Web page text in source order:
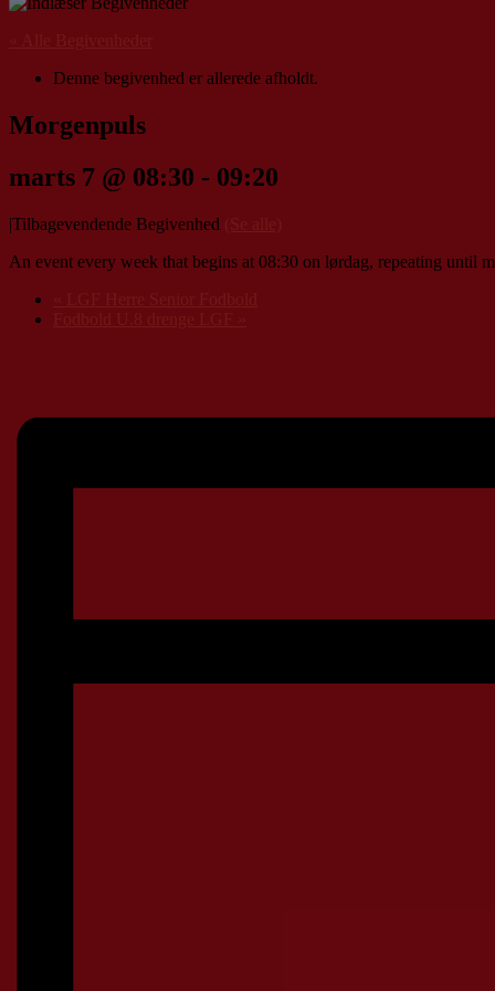
Denne begivenhed er allerede afholdt.
Morgenpuls
marts 7 @ 08:30 - 09:20
|Tilbagevendende Begivenhed
An event every week that begins at 08:30 on lørdag, repeating until